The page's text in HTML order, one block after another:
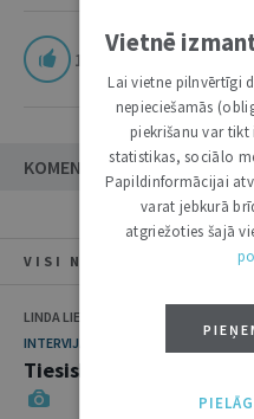
1
KOMENTĀRI
VISI NUMURA RAKSTI
LINDA LIELBRIEDE, ULDIS KRASTIŅŠ
INTERVIJA
Tiesiskums – kultūras
Vietnē
Lai vietne pilnvērtīgi
nepieciešamās
piekrišanu var
statistikas, sociālo
Papildinformācijai
varat jebkurā
atgriežoties šajā